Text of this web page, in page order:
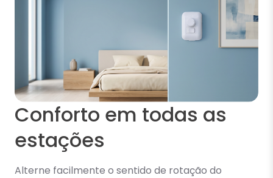
Conforto em todas as
estações
Alterne facilmente o sentido de rotação do